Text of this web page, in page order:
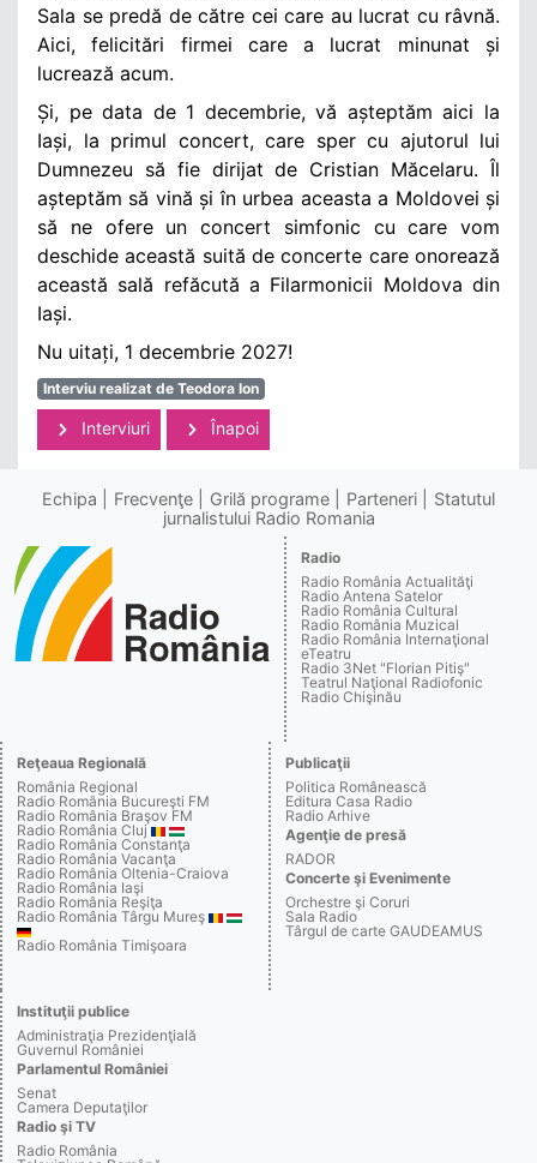
Sala se predă de către cei care au lucrat cu râvnă.
Aici, felicitări firmei care a lucrat minunat și
lucrează acum.
Și, pe data de 1 decembrie, vă așteptăm aici la
Iași, la primul concert, care sper cu ajutorul lui
Dumnezeu să fie dirijat de Cristian Măcelaru. Îl
așteptăm să vină și în urbea aceasta a Moldovei și
să ne ofere un concert simfonic cu care vom
deschide această suită de concerte care onorează
această sală refăcută a Filarmonicii Moldova din
Iași.
Nu uitați, 1 decembrie 2027!
Interviu realizat de Teodora Ion
Interviuri Înapoi
Echipa Frecvenţe Grilă programe Parteneri
Statutul
jurnalistului Radio Romania
Radio
Radio România Actualităţi
Radio Antena Satelor
Radio România Cultural
Radio România Muzical
Radio România Internaţional
eTeatru
Radio 3Net "Florian Pitiş"
Teatrul Naţional Radiofonic
Radio Chişinău
Reţeaua Regională
România Regional
Radio România Bucureşti FM
Radio România Braşov FM
Radio România Cluj
Radio România Constanţa
Radio România Vacanţa
Radio România Oltenia-Craiova
Radio România Iaşi
Radio România Reşiţa
Radio România Târgu Mureş
Radio România Timişoara
Publicaţii
Politica Românească
Editura Casa Radio
Radio Arhive
Agenţie de presă
RADOR
Concerte şi Evenimente
Orchestre şi Coruri
Sala Radio
Târgul de carte GAUDEAMUS
Instituţii publice
Administraţia Prezidenţială
Guvernul României
Parlamentul României
Senat
Camera Deputaţilor
Radio şi TV
Radio România